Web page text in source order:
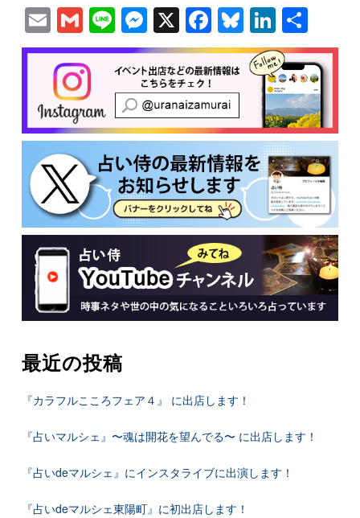
EmailGmail
LineMessenger
X Facebook
Bluesky
共
有
最近の投稿
『カラフルこころフェア４』 に出店します！
『占いマルシェ』〜魂は開花を望んでる〜 に出店します！
『占いdeマルシェ』にインスタライブに出演します！
『占いdeマルシェ東陽町』に初出店します！